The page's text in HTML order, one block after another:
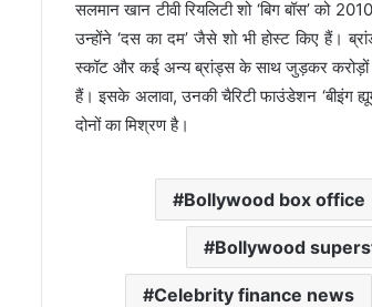
सलमान खान टीवी रियलिटी शो ‘बिग बॉस’ को
उन्होंने ‘दस का दम’ जैसे शो भी होस्ट किए हैं।
स्कॉट और कई अन्य ब्रांड्स के साथ जुड़कर करोड़ों
हैं। इसके अलावा, उनकी चैरिटी फाउंडेशन ‘बीइंग
दोनों का मिश्रण है।
Bollywood box office
Bollywood
Celebrity finance news